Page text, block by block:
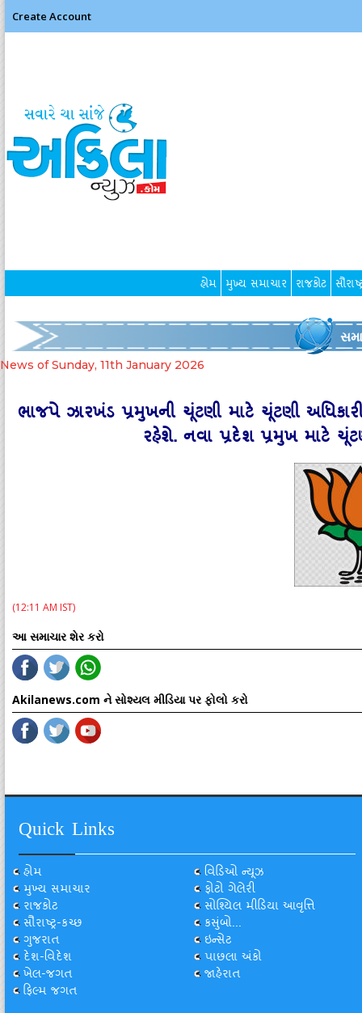
Create Account
હોમ મુખ્ય સમાચાર રાજકોટ
News of Sunday, 11th January 2026
ભાજપે ઝારખંડ પ્રમુખની ચૂંટણી માટે ચૂંટણી
રહેશે. નવા પ્રદેશ પ્રમુખ માટે
(12:11 AM IST)
આ સમાચાર શેર કરો
Akilanews.com ને સોશ્યલ મીડિયા પર ફોલો કરો
Quick Links
હોમ
મુખ્ય સમાચાર
રાજકોટ
સૌરાષ્ટ્ર-કચ્છ
ગુજરાત
દેશ-વિદેશ
ખેલ-જગત
ફિલ્મ જગત
વિડિઓ ન્યૂઝ
ફોટો ગેલેરી
સોશ્યિલ મીડિયા આવૃત્તિ
કસુંબો...
ઇન્સેટ
પાછલા અંકો
જાહેરાત